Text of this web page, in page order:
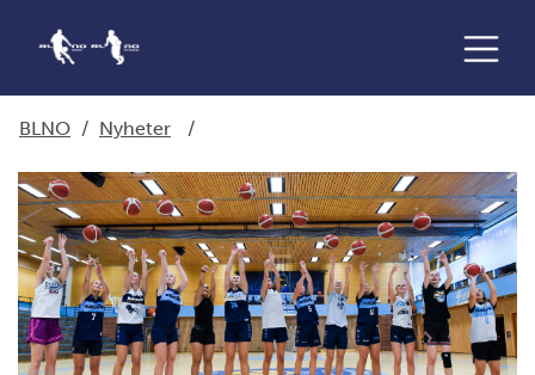
BLNO / Nyheter /